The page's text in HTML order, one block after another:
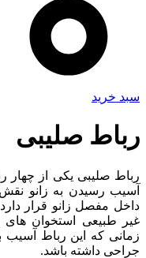
سبد خرید
رباط صلیبی
رباط صلیبی یکی از چهار
آسیب رسیدن به زانو
داخل مفصل زانو قرار
غیر طبیعی استخوان
زمانی که این رباط آسیب
جراحی داشته باشد.